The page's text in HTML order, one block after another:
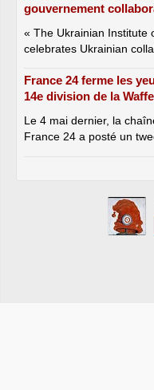
gouvernement
« The Ukrainian Institute
celebrates Ukrainian
France 24 ferme les
14e division de la
Le 4 mai dernier, la
France 24 a posté un